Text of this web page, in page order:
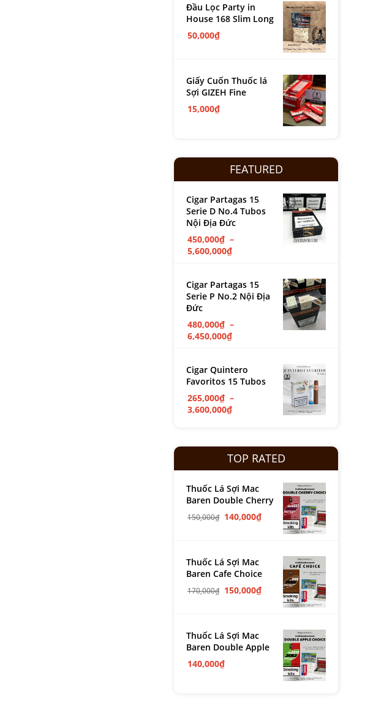
Đầu Lọc Party in
House 168 Slim Long
50,000₫
Giấy Cuốn Thuốc lá
Sợi GIZEH Fine
15,000₫
FEATURED
Cigar Partagas 15
Serie D No.4 Tubos
Nội Địa Đức
450,000₫ –
5,600,000₫
Cigar Partagas 15
Serie P No.2 Nội Địa
Đức
480,000₫ –
6,450,000₫
Cigar Quintero
Favoritos 15 Tubos
265,000₫ –
3,600,000₫
TOP RATED
Thuốc Lá Sợi Mac
Baren Double Cherry
150,000₫ 140,000₫
Thuốc Lá Sợi Mac
Baren Cafe Choice
170,000₫ 150,000₫
Thuốc Lá Sợi Mac
Baren Double Apple
140,000₫